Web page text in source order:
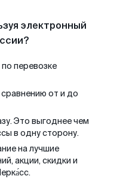
электронный
перевозке
от и до
Это выгоднее чем
в одну сторону.
на лучшие
акции, скидки и